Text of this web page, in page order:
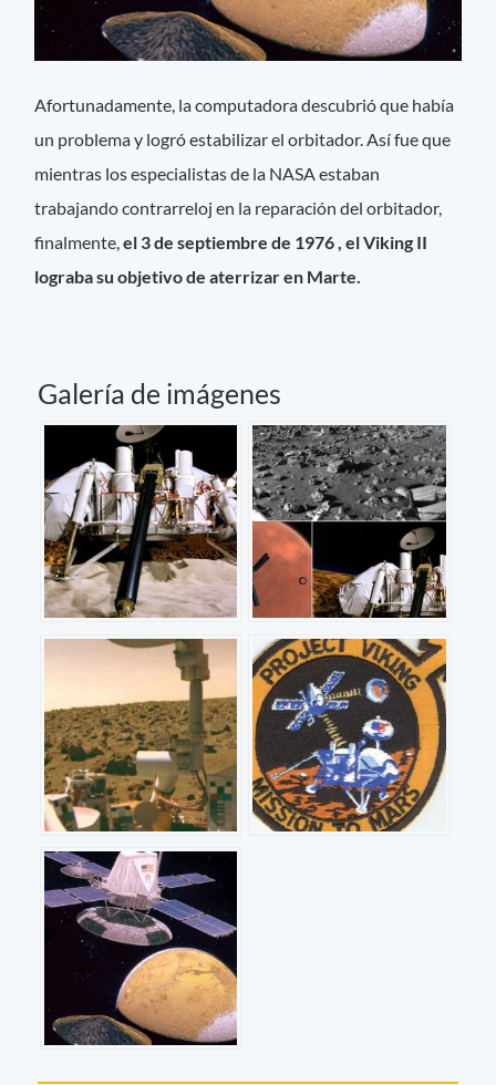
Afortunadamente, la computadora descubrió que había
un problema y logró estabilizar el orbitador. Así fue que
mientras los especialistas de la NASA estaban
trabajando contrarreloj en la reparación del orbitador,
finalmente,el 3 de septiembre de 1976 , el Viking II
lograba su objetivo de aterrizar en Marte.
Galería de imágenes